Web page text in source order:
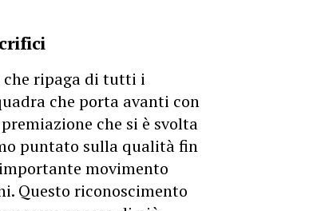
che ripaga di tutti i
che porta avanti con
che si è svolta
puntato sulla qualità fin
movimento
Questo riconoscimento